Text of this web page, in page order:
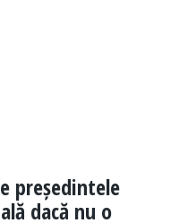
președintele
dacă nu o